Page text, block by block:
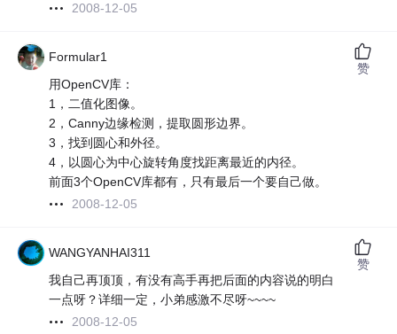
2008-12-05
Formular1
用OpenCV库：
1，二值化图像。
2，Canny边缘检测，提取圆形边界。
3，找到圆心和外径。
4，以圆心为中心旋转角度找距离最近的内径。
前面3个OpenCV库都有，只有最后一个要自己做。
2008-12-05
赞
WANGYANHAI311
我自己再顶顶，有没有高手再把后面的内容说的明白
一点呀？详细一定，小弟感激不尽呀~~~~
2008-12-05
赞